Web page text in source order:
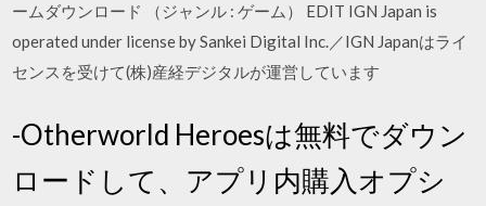
ームダウンロード （ジャンル : ゲーム） EDIT IGN Japan is
operated under license by Sankei Digital Inc.／IGN Japanはライ
センスを受けて(株)産経デジタルが運営しています
-Otherworld Heroesは無料でダウン
ロードして、アプリ内購入オプシ